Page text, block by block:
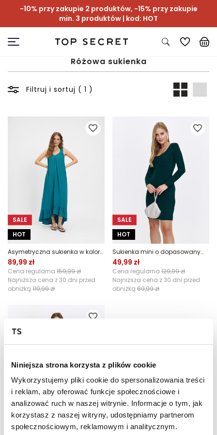
Niniejsza strona korzysta z plików cookie
Wykorzystujemy pliki cookie do spersonalizowania treści
i reklam, aby oferować funkcje społecznościowe i
analizować ruch w naszej witrynie. Informacje o tym, jak
korzystasz z naszej witryny, udostępniamy partnerom
społecznościowym, reklamowym i analitycznym.
-10% przy zakupie 2 produktów, -15% przy zakupie
min. 3 produktów | kod: HOT
Różowa sukienka
Filtruj i sortuj ( 1 )
SALE
HOT
Asymetryczna sukienka w kolorze turkusowym
89,99 zł
Cena regularna 159,99 zł
Najniższa cena z 30 dni przed
obniżką 119,99 zł
SALE
HOT
Sukienka mini o dopasowanym fasonie
49,99 zł
Cena regularna 129,99 zł
Najniższa cena z 30 dni przed
obniżką 69,99 zł
SALE
HOT